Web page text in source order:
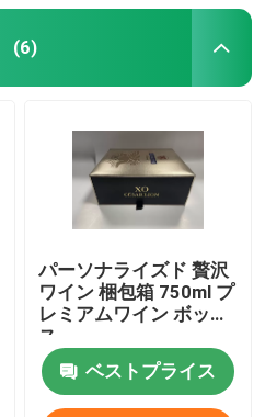
(6)
パーソナライズド 贅沢
ワイン 梱包箱 750ml プ
レミアムワイン ボック
ス
ベストプライス